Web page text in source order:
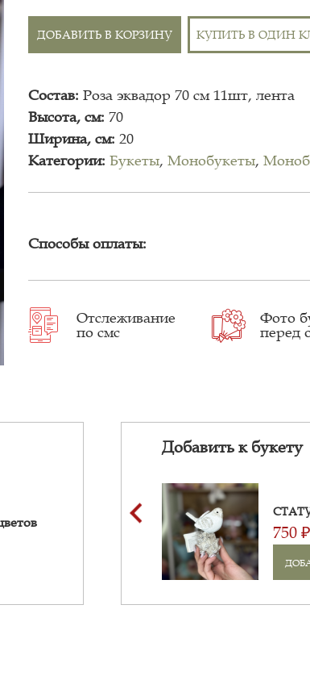
ДОБАВИТЬ В КОРЗИНУ КУПИТЬ В ОДИН
Состав: Роза эквадор 70 см 11шт, лента
Высота, см: 70
Ширина, см: 20
Категории: Букеты,Монобукеты,
Способы оплаты:
Отслеживание
по смс
Фото
перед
Добавить к букету
750 ₽